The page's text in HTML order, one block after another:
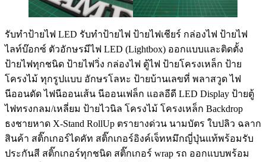
รับทําป้ายไฟ LED รับทำป้ายไฟ ป้ายไฟเชียร์ กล่องไฟ ป้ายไฟ
ไลท์บ๊อกซ์ ตัวอักษรมีไฟ LED (Lightbox) ออกแบบและติดตั้ง
ป้ายไฟทุกชนิด ป้ายไฟวิ่ง กล่องไฟ ตู้ไฟ ป้ายโครงเหล็ก ป้าย
โครงไม้ ทุกรูปแบบ อักษรโลหะ ป้ายบ้านเลขที่ พลาสวูด ไฟ
นีออนดัด ไฟนีออนเส้น นีออนเฟล็ก แอลอีดี LED Display ป้ายตู้
ไฟทรงกลม/เหลี่ยม ป้ายไวนิล โครงไม้ โครงเหล็ก Backdrop
ธงชายหาด X-Stand RollUp ตรายางด่วน นามบัตร ใบปลิว ฉลาก
สินค้า สติ๊กเกอร์ไดคัท สติ๊กเกอร์อิงค์เจ็ทหมึกญี่ปุ่นแท้พร้อมรับ
ประกันสี สติ๊กเกอร์ทุกชนิด สติ๊กเกอร์ wrap รถ ออกแบบพร้อม